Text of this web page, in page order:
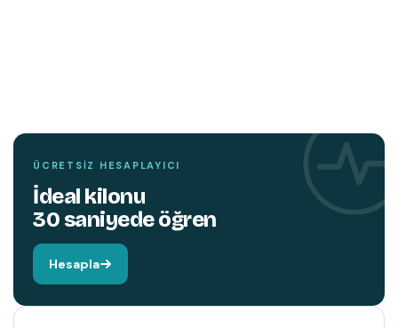
TEMIN ETMEK İÇIN TIKLAYIN
ÜCRETSIZ HESAPLAYICI
İdeal kilonu
30 saniyede öğren
Hesapla